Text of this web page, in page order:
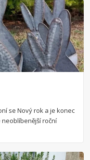
se Nový rok a je konec
neoblíbenější roční